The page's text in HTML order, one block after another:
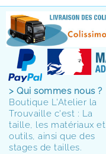
> Qui sommes nous ?
Boutique L'Atelier la
Trouvaille c'est : La
taille, les matériaux et
outils, ainsi que des
stages de tailles.